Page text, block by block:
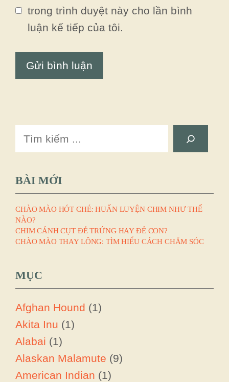
trong trình duyệt này cho lần bình
luận kế tiếp của tôi.
Search
BÀI MỚI
CHÀO MÀO HÓT CHÉ: HUẤN LUYỆN CHIM NHƯ THẾ
NÀO?
CHIM CÁNH CỤT ĐẺ TRỨNG HAY ĐẺ CON?
CHÀO MÀO THAY LÔNG: TÌM HIỂU CÁCH CHĂM SÓC
MỤC
Afghan Hound (1)
Akita Inu (1)
Alabai (1)
Alaskan Malamute (9)
American Indian (1)